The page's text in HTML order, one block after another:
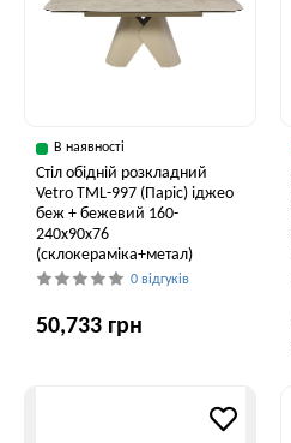
В наявності
Стіл обідній розкладний
Vetro ТМL-997 (Паріс) іджео
беж + бежевий 160-
240x90x76
(склокераміка+метал)
0 відгуків
50,733 грн